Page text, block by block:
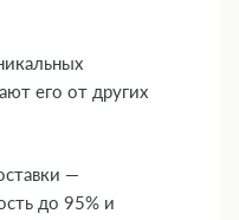
его от других
—
до 95% и